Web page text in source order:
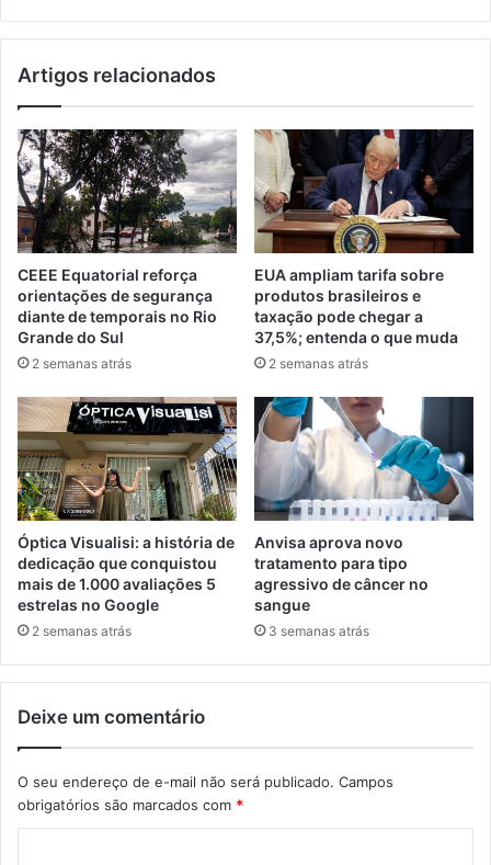
Artigos relacionados
CEEE Equatorial reforça
orientações de segurança
diante de temporais no Rio
Grande do Sul
2 semanas atrás
EUA ampliam tarifa sobre
produtos brasileiros e
taxação pode chegar a
37,5%; entenda o que muda
2 semanas atrás
Óptica Visualisi: a história de
dedicação que conquistou
mais de 1.000 avaliações 5
estrelas no Google
2 semanas atrás
Anvisa aprova novo
tratamento para tipo
agressivo de câncer no
sangue
3 semanas atrás
Deixe um comentário
O seu endereço de e-mail não será publicado. Campos
obrigatórios são marcados com *